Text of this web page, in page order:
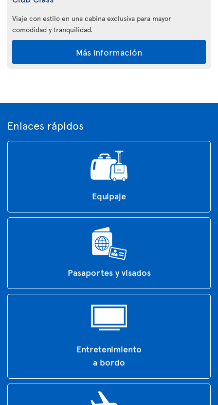
Viaje con estilo en una cabina exclusiva para mayor
comodidad y tranquilidad.
Más información
Enlaces rápidos
Equipaje
Pasaportes y visados
Entretenimiento
a bordo